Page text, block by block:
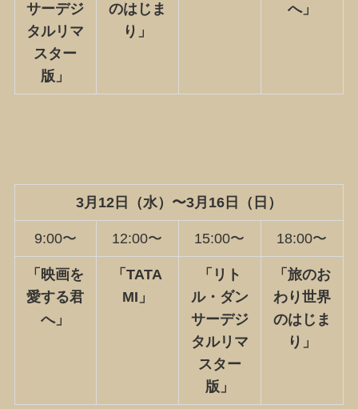
サーデジ
タルリマ
スター
版 」
のはじま
り 」
へ」
3月12日（水）〜3月16日（日）
9:00〜 12:00〜 15:00〜 18:00〜
「 映画を
愛する君
へ」
「TATA
MI 」
「 リト
ル・ダン
サーデジ
タルリマ
スター
版」
「 旅のお
わり世界
のはじま
り 」